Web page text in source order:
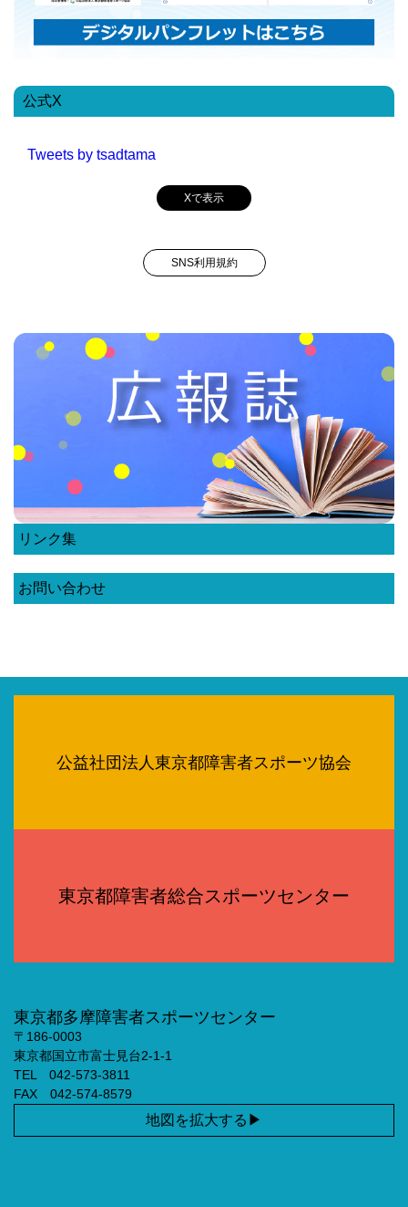
公式X
Tweets by tsadtama
Xで表示
SNS利用規約
リンク集
お問い合わせ
公益社団法人東京都障害者スポーツ協会
東京都障害者総合スポーツセンター
東京都多摩障害者スポーツセンター
〒186-0003
東京都国立市富士見台2-1-1
TEL 042-573-3811
FAX 042-574-8579
地図を拡大する